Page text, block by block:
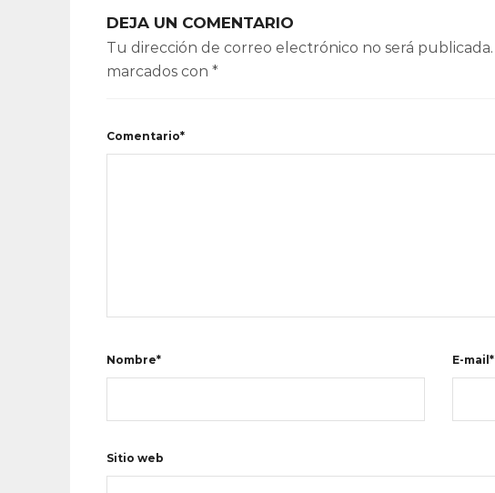
DEJA UN COMENTARIO
Tu dirección de correo electrónico no será publicada.
marcados con *
Comentario*
Nombre* E-mail*
Sitio web